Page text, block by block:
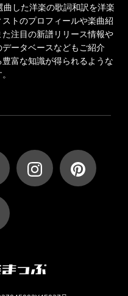
した洋楽の歌詞和訳を洋楽
トのプロフィールや楽曲紹
注目の新譜リリース情報や
ータベースなどもご紹介
富な知識が得られるような